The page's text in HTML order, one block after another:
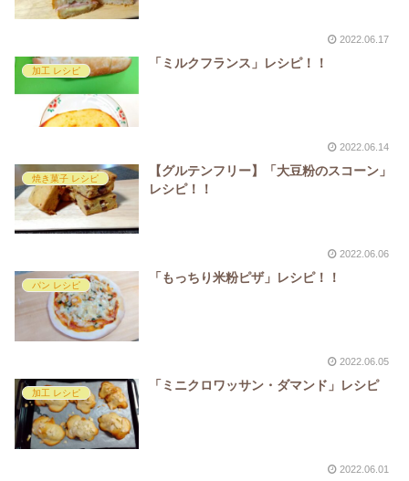
2022.06.17
加工 レシピ
「ミルクフランス」レシピ！！
2022.06.14
焼き菓子 レシピ
【グルテンフリー】「大豆粉のスコーン」
レシピ！！
2022.06.06
パン レシピ
「もっちり米粉ピザ」レシピ！！
2022.06.05
加工 レシピ
「ミニクロワッサン・ダマンド」レシピ
2022.06.01